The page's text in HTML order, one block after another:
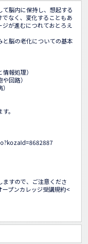
脳内に保持し、想起する
なく、変化することもあ
が進むにつれておとろえ
脳の老化についての基本
報処理）
回路）
。
すので、ご注意くださ
プンカレッジ受講規約<